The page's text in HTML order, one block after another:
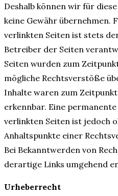
Deshalb können wir für
keine Gewähr übernehmen.
verlinkten Seiten ist stets
Betreiber der Seiten
Seiten wurden zum
mögliche Rechtsverstöße
Inhalte waren zum
erkennbar. Eine
verlinkten Seiten ist jedoch
Anhaltspunkte einer
Bei Bekanntwerden von
derartige Links umgehend
Urheberrecht